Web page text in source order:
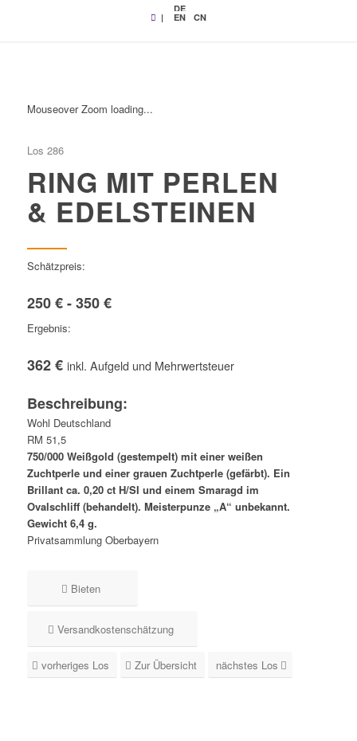
|
DE
EN CN
Mouseover Zoom loading...
Los 286
RING MIT PERLEN
& EDELSTEINEN
Schätzpreis:
250 € - 350 €
Ergebnis:
362 € inkl. Aufgeld und Mehrwertsteuer
Beschreibung:
Wohl Deutschland
RM 51,5
750/000 Weißgold (gestempelt) mit einer weißen
Zuchtperle und einer grauen Zuchtperle (gefärbt). Ein
Brillant ca. 0,20 ct H/SI und einem Smaragd im
Ovalschliff (behandelt). Meisterpunze „A“ unbekannt.
Gewicht 6,4 g.
Privatsammlung Oberbayern
Bieten
Versandkostenschätzung
vorheriges Los Zur Übersicht nächstes Los